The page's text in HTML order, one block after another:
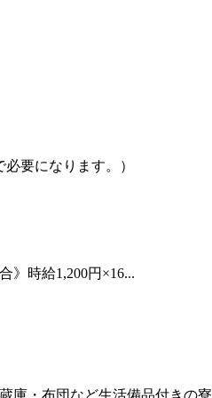
要になります。）
》時給1,200円×16...